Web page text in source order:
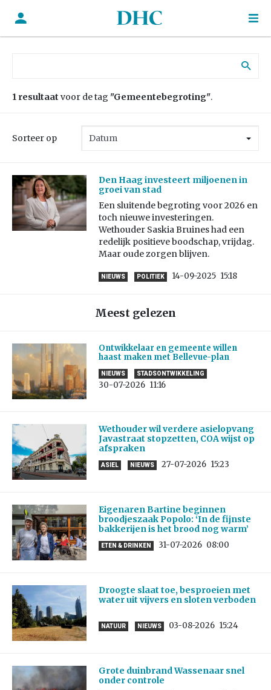
1 resultaat voor de tag "Gemeentebegroting".
Sorteer op
Den Haag investeert miljoenen in
groei van stad
Een sluitende begroting voor 2026 en
toch nieuwe investeringen.
Wethouder Saskia Bruines had een
redelijk positieve boodschap, vrijdag.
Maar oude zorgen blijven.
NIEUWS POLITIEK 14-09-2025 15:18
Meest gelezen
Ontwikkelaar en gemeente willen
haast maken met Bellevue-plan
NIEUWS STADSONTWIKKELING
30-07-2026 11:16
Wethouder wil verdere asielopvang
Javastraat stopzetten, COA wijst op
afspraken
ASIEL NIEUWS 27-07-2026 15:23
Eigenaren Bartine beginnen
broodjeszaak Popolo: ‘In de fijnste
bakkerijen is het brood nog warm’
ETEN & DRINKEN 31-07-2026 08:00
Droogte slaat toe, besproeien met
water uit vijvers en sloten verboden
NATUUR NIEUWS 03-08-2026 15:24
Grote duinbrand Wassenaar snel
onder controle